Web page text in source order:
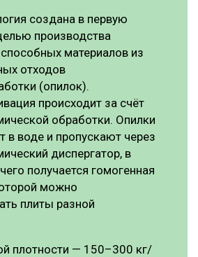
создана в первую
производства
материалов из
отходов
(опилок).
происходит за счёт
обработки. Опилки
в воде и пропускают через
диспергатор, в
получается гомогенная
можно
плиты разной
плотности — 150–300 кг/